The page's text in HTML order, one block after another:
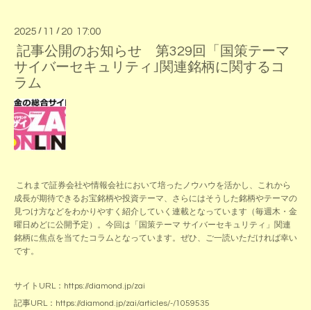
2025 / 11 / 20 17:00
記事公開のお知らせ 第329回「国策テーマ
サイバーセキュリティ｣関連銘柄に関するコ
ラム
これまで証券会社や情報会社において培ったノウハウを活かし、これから
成長が期待できるお宝銘柄や投資テーマ、さらにはそうした銘柄やテーマの
見つけ方などをわかりやすく紹介していく連載となっています（毎週木・金
曜日めどに公開予定）。今回は「国策テーマ サイバーセキュリティ」関連
銘柄に焦点を当てたコラムとなっています。ぜひ、ご一読いただければ幸い
です。
サイトURL： https://diamond.jp/zai
記事URL： https://diamond.jp/zai/articles/-/1059535